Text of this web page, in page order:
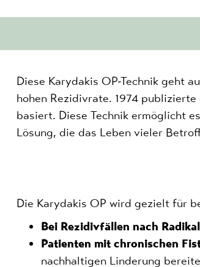
Diese Karydakis OP-Technik geht
hohen Rezidivrate. 1974
basiert. Diese Technik ermöglicht
Lösung, die das Leben vieler
Die Karydakis OP wird gezielt für
Bei Rezidivfällen nach
Patienten mit chronischen
nachhaltigen Linderung